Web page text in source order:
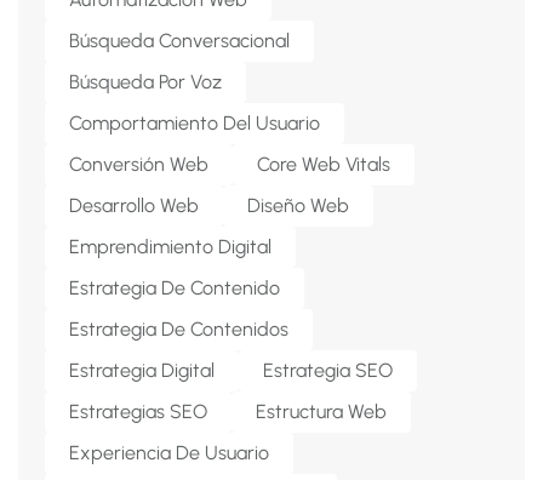
Búsqueda Conversacional
Búsqueda Por Voz
Comportamiento Del Usuario
Conversión Web
Core Web Vitals
Desarrollo Web
Diseño Web
Emprendimiento Digital
Estrategia De Contenido
Estrategia De Contenidos
Estrategia Digital
Estrategia SEO
Estrategias SEO
Estructura Web
Experiencia De Usuario